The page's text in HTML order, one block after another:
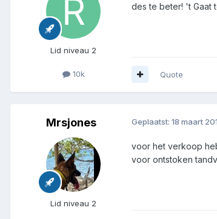
Lid niveau 2
10k
des te beter! 't Gaat
Quote
Mrsjones
Lid niveau 2
Geplaatst: 18 maart
voor het verkoop
voor ontstoken